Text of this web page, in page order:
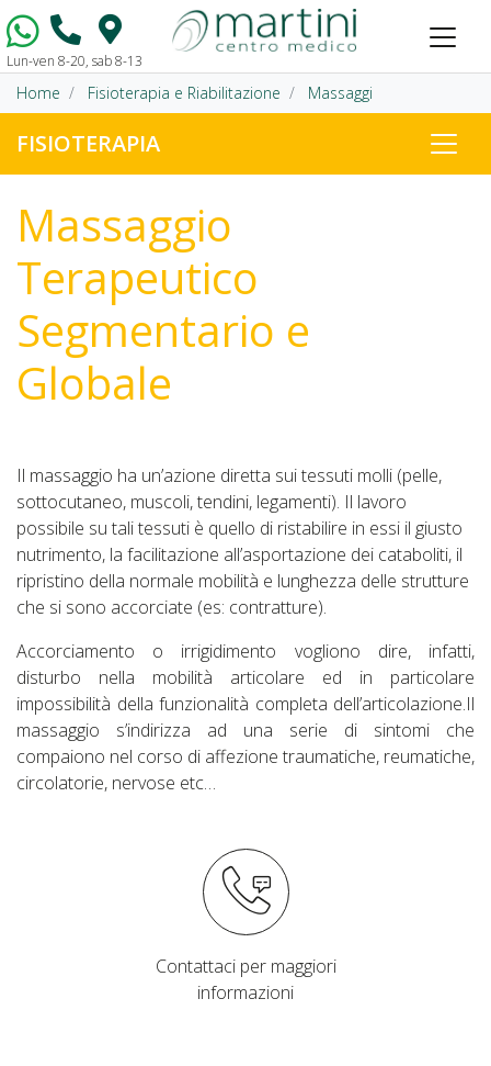
Vai al contenuto
Lun-ven 8-20, sab 8-13
Home Fisioterapia e Riabilitazione Massaggi
FISIOTERAPIA
Massaggio
Terapeutico
Segmentario e
Globale
Il massaggio ha un’azione diretta sui tessuti molli (pelle,
sottocutaneo, muscoli, tendini, legamenti). Il lavoro
possibile su tali tessuti è quello di ristabilire in essi il giusto
nutrimento, la facilitazione all’asportazione dei cataboliti, il
ripristino della normale mobilità e lunghezza delle strutture
che si sono accorciate (es: contratture).
Accorciamento o irrigidimento vogliono dire, infatti,
disturbo nella mobilità articolare ed in particolare
impossibilità della funzionalità completa dell’articolazione.Il
massaggio s’indirizza ad una serie di sintomi che
compaiono nel corso di affezione traumatiche, reumatiche,
circolatorie, nervose etc…
Contattaci per maggiori
informazioni